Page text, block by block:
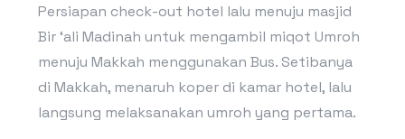
Persiapan check-out hotel lalu menuju masjid
Bir ‘ali Madinah untuk mengambil miqot Umroh
menuju Makkah menggunakan Bus. Setibanya
di Makkah, menaruh koper di kamar hotel, lalu
langsung melaksanakan umroh yang pertama.